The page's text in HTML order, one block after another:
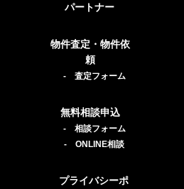
パートナー
物件査定・物件依
頼
- 査定フォーム
無料相談申込
- 相談フォーム
- ONLINE相談
プライバシーポ